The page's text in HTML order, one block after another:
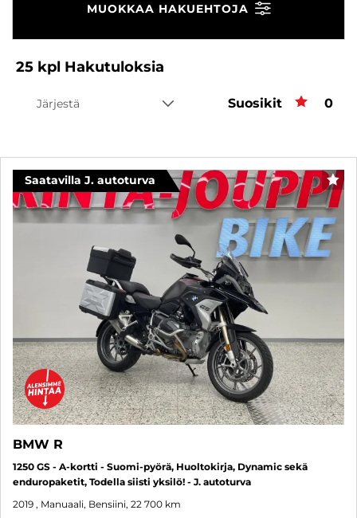
MUOKKAA HAKUEHTOJA
25 kpl Hakutuloksia
Järjestä Suosikit 0
Saatavilla J. autoturva
BMW R
1250 GS - A-kortti - Suomi-pyörä, Huoltokirja, Dynamic sekä
enduropaketit, Todella siisti yksilö! - J. autoturva
2019 , Manuaali, Bensiini, 22 700 km